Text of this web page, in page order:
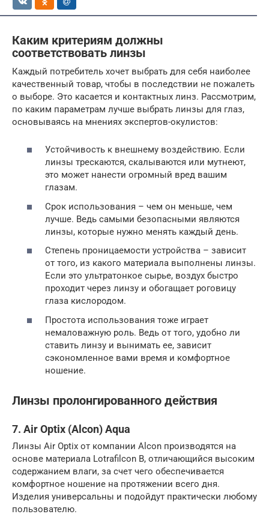
Каким критериям должны
соответствовать линзы
Каждый потребитель хочет выбрать для себя наиболее
качественный товар, чтобы в последствии не пожалеть
о выборе. Это касается и контактных линз. Рассмотрим,
по каким параметрам лучше выбрать линзы для глаз,
основываясь на мнениях экспертов-окулистов:
Устойчивость к внешнему воздействию. Если
линзы трескаются, скалываются или мутнеют,
это может нанести огромный вред вашим
глазам.
Срок использования – чем он меньше, чем
лучше. Ведь самыми безопасными являются
линзы, которые нужно менять каждый день.
Степень проницаемости устройства – зависит
от того, из какого материала выполнены линзы.
Если это ультратонкое сырье, воздух быстро
проходит через линзу и обогащает роговицу
глаза кислородом.
Простота использования тоже играет
немаловажную роль. Ведь от того, удобно ли
ставить линзу и вынимать ее, зависит
сэкономленное вами время и комфортное
ношение.
Линзы пролонгированного действия
7. Air Optix (Alcon) Aqua
Линзы Air Optix от компании Alcon производятся на
основе материала Lotrafilcon B, отличающийся высоким
содержанием влаги, за счет чего обеспечивается
комфортное ношение на протяжении всего дня.
Изделия универсальны и подойдут практически любому
пользователю.